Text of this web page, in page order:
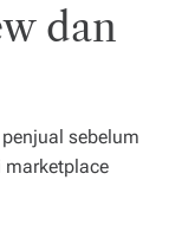
dan
sebelum
marketplace